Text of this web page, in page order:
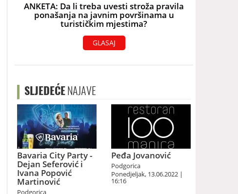
ANKETA: Da li treba uvesti stroža pravila
ponašanja na javnim površinama u
turističkim mjestima?
GLASAJ
SLJEDEĆENAJAVE
Bavaria City Party -
Dejan Seferović i
Ivana Popović
Martinović
Podgorica
Peđa Jovanović
Podgorica
Ponedjeljak, 13.06.2022 |
16:16